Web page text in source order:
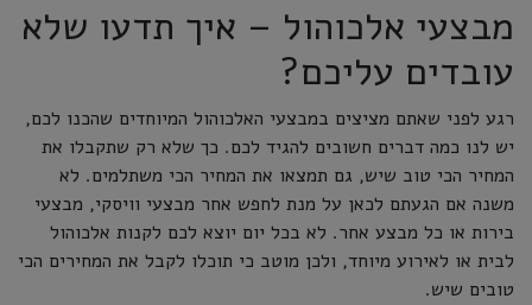
מבצעי אלכוהול – איך תדעו שלא
עובדים עליכם?
רגע לפני שאתם מציצים במבצעי האלכוהול המיוחדים שהכנו לכם,
יש לנו כמה דברים חשובים להגיד לכם. כך שלא רק שתקבלו את
המחיר הכי טוב שיש, גם תמצאו את המחיר הכי משתלמים. לא
משנה אם הגעתם לכאן על מנת לחפש אחר מבצעי וויסקי, מבצעי
בירות או כל מבצע אחר. לא בכל יום יוצא לכם לקנות אלכוהול
לבית או לאירוע מיוחד, ולכן מוטב כי תוכלו לקבל את המחירים הכי
טובים שיש.